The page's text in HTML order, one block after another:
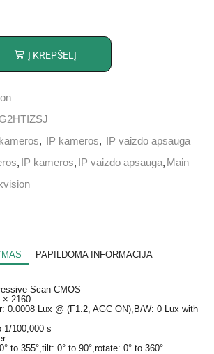
Į KREPŠELĮ
, IP kameros,
IP vaizdo apsauga
, IP kameros, IP vaizdo apsauga, Main
PAPILDOMA INFORMACIJA
Scan CMOS
× 2160
0.0008 Lux @ (F1.2, AGC ON),B/W: 0 Lux with
1/100,000 s
to 355°,tilt: 0° to 90°,rotate: 0° to 360°